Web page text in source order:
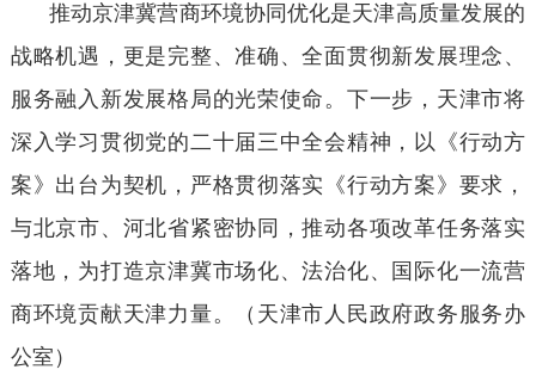
推动京津冀营商环境协同优化是天津高质量发展的
战略机遇，更是完整、准确、全面贯彻新发展理念、
服务融入新发展格局的光荣使命。下一步，天津市将
深入学习贯彻党的二十届三中全会精神，以《行动方
案》出台为契机，严格贯彻落实《行动方案》要求，
与北京市、河北省紧密协同，推动各项改革任务落实
落地，为打造京津冀市场化、法治化、国际化一流营
商环境贡献天津力量。（天津市人民政府政务服务办
公室）